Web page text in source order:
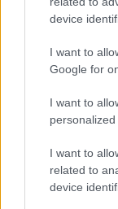
device
I want to
Google for
I want to
personalized
I want to
related to
device
Come evitare
Andrea Conforti · 9